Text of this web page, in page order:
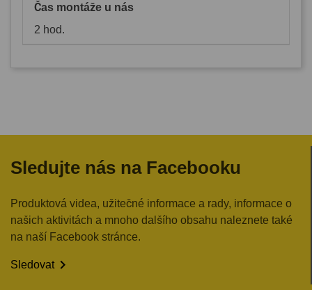
Čas montáže u nás
2 hod.
Sledujte nás na Facebooku
Produktová videa, užitečné informace a rady, informace o
našich aktivitách a mnoho dalšího obsahu naleznete také
na naší Facebook stránce.
Sledovat